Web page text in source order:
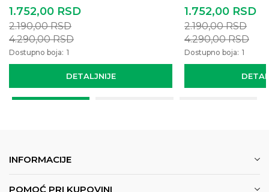
DETALJNIJE
1.752,00 RSD
2.190,00RSD
4.290,00RSD
Dostupno boja: 1
1.752,00 RSD
2.190,00RSD
4.290,00RSD
Dostupno boja: 1
INFORMACIJE
POMOĆ PRI KUPOVINI